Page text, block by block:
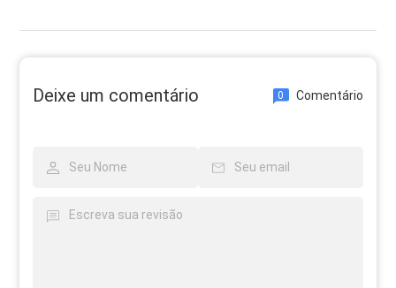
Deixe um comentário 0 Comentário